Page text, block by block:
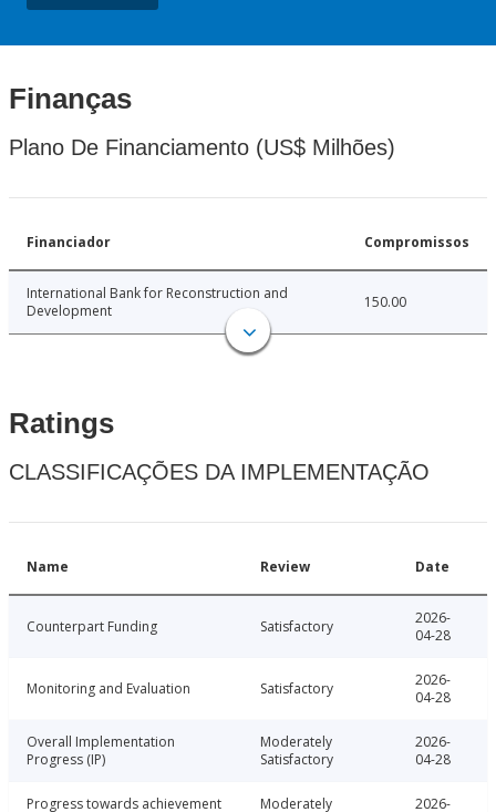
Finanças
Plano De Financiamento (US$ Milhões)
Financiador Compromissos
International Bank for Reconstruction and
Development
150.00
Ratings
CLASSIFICAÇÕES DA IMPLEMENTAÇÃO
Name Review Date
Counterpart Funding Satisfactory
2026-
04-28
Monitoring and Evaluation Satisfactory
2026-
04-28
Overall Implementation
Progress (IP)
Moderately
Satisfactory
2026-
04-28
Progress towards achievement Moderately 2026-